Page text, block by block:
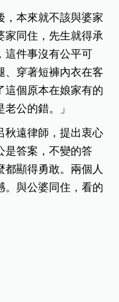
，本來就不該與婆家
家同住，先生就得承
這件事沒有公平可
、穿著短褲內衣在客
這個原本在娘家有的
公的錯。」
秋遠律師，提出衷心
是答案，不變的答
顯得勇敢。兩個人
。與公婆同住，看的